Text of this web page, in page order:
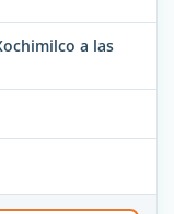
a las